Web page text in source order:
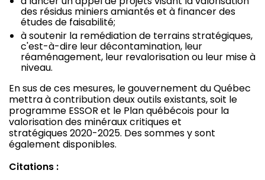
des résidus miniers amiantés et à financer des
études de faisabilité;
à soutenir la remédiation de terrains stratégiques,
c'est-à-dire leur décontamination, leur
réaménagement, leur revalorisation ou leur mise à
niveau.
En sus de ces mesures, le gouvernement du Québec
mettra à contribution deux outils existants, soit le
programme ESSOR et le Plan québécois pour la
valorisation des minéraux critiques et
stratégiques 2020-2025. Des sommes y sont
également disponibles.
Citations :